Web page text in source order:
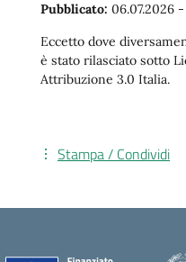
Pubblicato: 06.07.2026 -
Eccetto dove
è stato rilasciato sotto
Attribuzione 3.0 Italia.
Stampa / Condividi